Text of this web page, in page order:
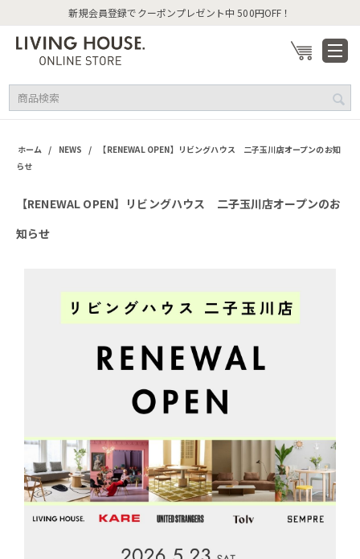
新規会員登録でクーポンプレゼント中 500円OFF！
ホーム / NEWS /
【RENEWAL OPEN】リビングハウス 二子玉川店オープンのお知
らせ
【RENEWAL OPEN】リビングハウス 二子玉川店オープンのお
知らせ